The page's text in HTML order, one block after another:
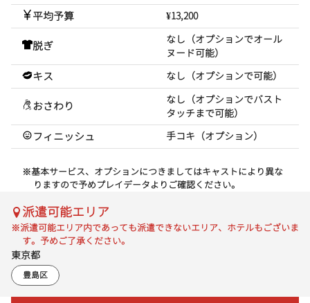
平均予算 ¥13,200
脱ぎ
なし（オプションでオール
ヌード可能）
キス なし（オプションで可能）
おさわり
なし（オプションでバスト
タッチまで可能）
フィニッシュ 手コキ（オプション）
※基本サービス、オプションにつきましてはキャストにより異な
りますので予めプレイデータよりご確認ください。
派遣可能エリア
※派遣可能エリア内であっても派遣できないエリア、ホテルもございま
す。予めご了承ください。
東京都
豊島区